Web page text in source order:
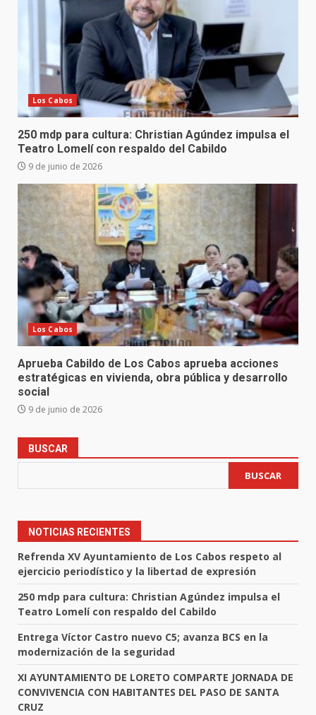
Los Cabos
250 mdp para cultura: Christian Agúndez impulsa el
Teatro Lomelí con respaldo del Cabildo
9 de junio de 2026
Los Cabos
Aprueba Cabildo de Los Cabos aprueba acciones
estratégicas en vivienda, obra pública y desarrollo
social
9 de junio de 2026
BUSCAR
BUSCAR
NOTICIAS RECIENTES
Refrenda XV Ayuntamiento de Los Cabos respeto al
ejercicio periodístico y la libertad de expresión
250 mdp para cultura: Christian Agúndez impulsa el
Teatro Lomelí con respaldo del Cabildo
Entrega Víctor Castro nuevo C5; avanza BCS en la
modernización de la seguridad
XI AYUNTAMIENTO DE LORETO COMPARTE JORNADA DE
CONVIVENCIA CON HABITANTES DEL PASO DE SANTA
CRUZ